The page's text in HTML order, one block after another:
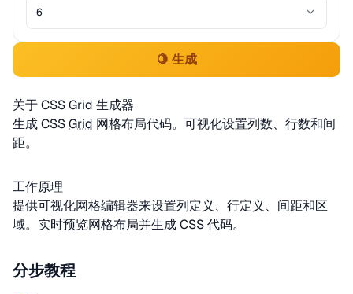
🍋 生成
关于 CSS Grid 生成器
生成 CSSGrid 网格布局代码。可视化设置列数、行数和间
距。
工作原理
提供可视化网格编辑器来设置列定义、行定义、间距和区
域。实时预览网格布局并生成 CSS 代码。
分步教程